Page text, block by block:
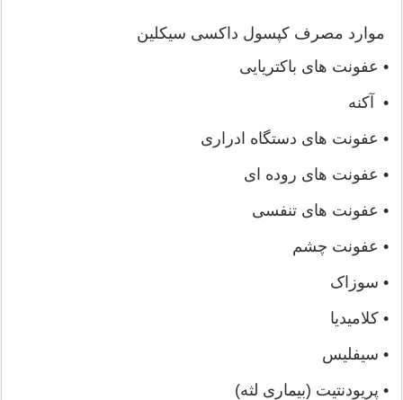
موارد مصرف کپسول داکسی سیکلین
• عفونت های باکتریایی
• آکنه
• عفونت های دستگاه ادراری
• عفونت های روده ای
• عفونت های تنفسی
• عفونت چشم
• سوزاک
• کلامیدیا
• سیفلیس
• پریودنتیت (بیماری لثه)